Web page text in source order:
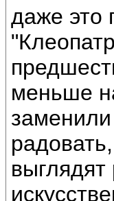
даже это
меньше